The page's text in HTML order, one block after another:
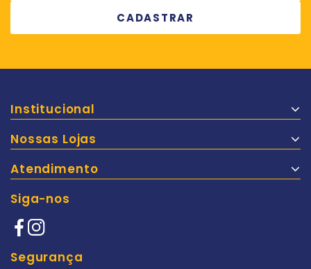
Institucional
Nossas Lojas
Atendimento
Siga-nos
Segurança